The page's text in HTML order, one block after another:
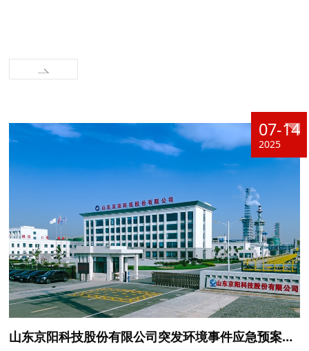
07-14
2025
山东京阳科技股份有限公司突发环境事件应急预案及演练情况公开